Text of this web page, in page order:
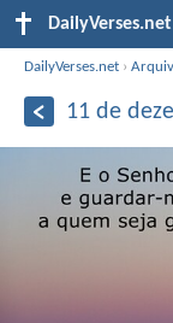
DailyVerses.net
DailyVerses.net ›
11 de